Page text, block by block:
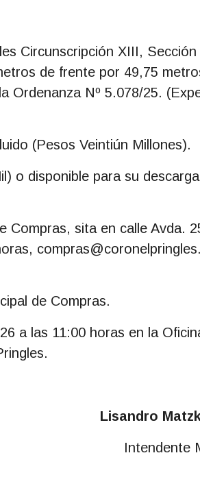
Circunscripción XIII, Sección
de frente por 49,75
Ordenanza Nº 5.078/25.
(Pesos Veintiún Millones).
o disponible para su
Compras, sita en calle Avda.
de Compras.
a las 11:00 horas en la
Intendente
Públicos